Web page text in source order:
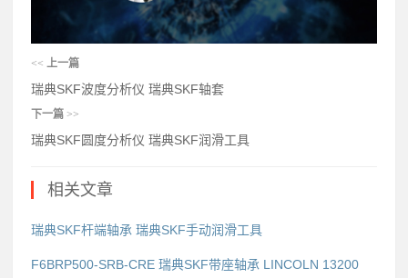
<< 上一篇
瑞典SKF波度分析仪 瑞典SKF轴套
下一篇 >>
瑞典SKF圆度分析仪 瑞典SKF润滑工具
相关文章
瑞典SKF杆端轴承 瑞典SKF手动润滑工具
F6BRP500-SRB-CRE 瑞典SKF带座轴承 LINCOLN 13200